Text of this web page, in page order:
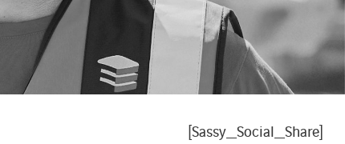
[Sassy_Social_Share]